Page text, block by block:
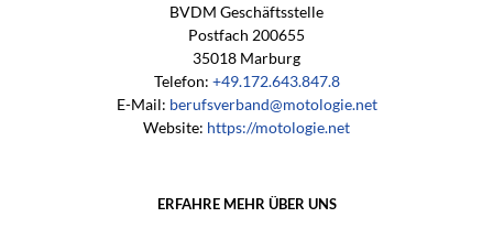
BVDM Geschäftsstelle
Postfach 200655
35018 Marburg
Telefon: +49.172.643.847.8
E-Mail: berufsverband@motologie.net
Website: https://motologie.net
ERFAHRE MEHR ÜBER UNS